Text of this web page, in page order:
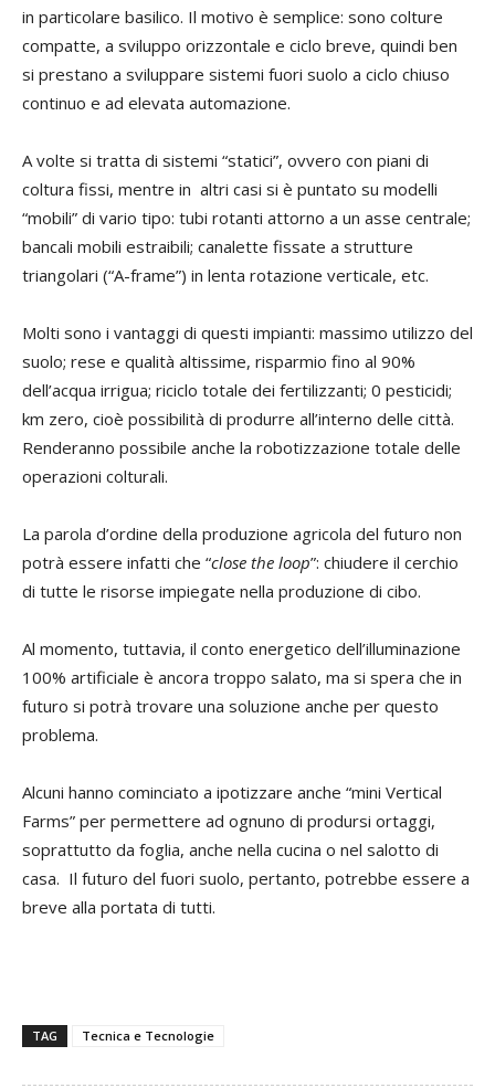
in particolare basilico. Il motivo è semplice: sono colture
compatte, a sviluppo orizzontale e ciclo breve, quindi ben
si prestano a sviluppare sistemi fuori suolo a ciclo chiuso
continuo e ad elevata automazione.
A volte si tratta di sistemi “statici”, ovvero con piani di
coltura fissi, mentre in altri casi si è puntato su modelli
“mobili” di vario tipo: tubi rotanti attorno a un asse centrale;
bancali mobili estraibili; canalette fissate a strutture
triangolari (“A-frame”) in lenta rotazione verticale, etc.
Molti sono i vantaggi di questi impianti: massimo utilizzo del
suolo; rese e qualità altissime, risparmio fino al 90%
dell’acqua irrigua; riciclo totale dei fertilizzanti; 0 pesticidi;
km zero, cioè possibilità di produrre all’interno delle città.
Renderanno possibile anche la robotizzazione totale delle
operazioni colturali.
La parola d’ordine della produzione agricola del futuro non
potrà essere infatti che “close the loop”: chiudere il cerchio
di tutte le risorse impiegate nella produzione di cibo.
Al momento, tuttavia, il conto energetico dell’illuminazione
100% artificiale è ancora troppo salato, ma si spera che in
futuro si potrà trovare una soluzione anche per questo
problema.
Alcuni hanno cominciato a ipotizzare anche “mini Vertical
Farms” per permettere ad ognuno di prodursi ortaggi,
soprattutto da foglia, anche nella cucina o nel salotto di
casa. Il futuro del fuori suolo, pertanto, potrebbe essere a
breve alla portata di tutti.
TAG Tecnica e Tecnologie